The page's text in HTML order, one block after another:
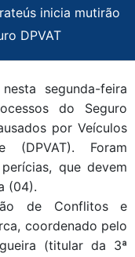
inicia mutirão
DPVAT
segunda-feira
do Seguro
por Veículos
(DPVAT). Foram
que devem
(04).
de Conflitos e
coordenado pelo
(titular da 3ª